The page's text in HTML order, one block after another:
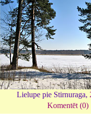
Lielupe pie Stirnuraga,
Komentēt (0)